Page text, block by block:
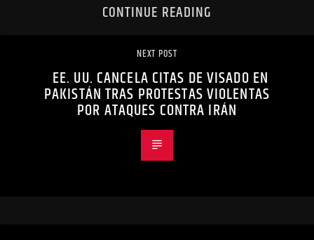
CONTINUE READING
NEXT POST
EE. UU. CANCELA CITAS DE VISADO EN
PAKISTÁN TRAS PROTESTAS VIOLENTAS
POR ATAQUES CONTRA IRÁN